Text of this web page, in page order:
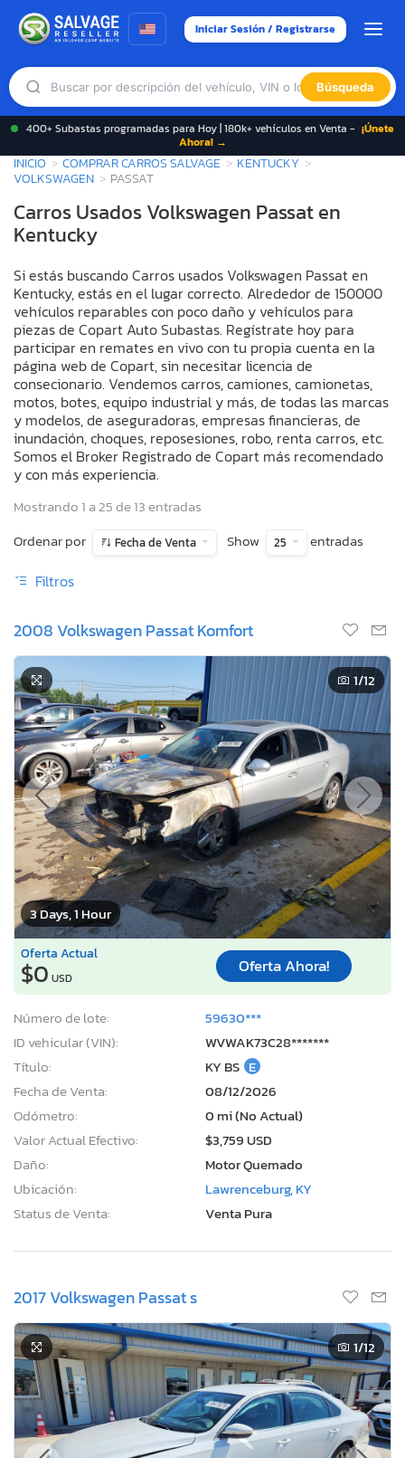
Iniciar Sesión / Registrarse
Búsqueda
400+ Subastas programadas para Hoy | 180k+ vehículos en Venta - ¡Únete
Ahora! →
INICIO COMPRAR CARROS SALVAGE
KENTUCKY
VOLKSWAGEN
PASSAT
Carros Usados Volkswagen Passat en
Kentucky
Si estás buscando Carros usados Volkswagen Passat en
Kentucky, estás en el lugar correcto. Alrededor de 150000
vehículos reparables con poco daño y vehículos para
piezas de Copart Auto Subastas. Regístrate hoy para
participar en remates en vivo con tu propia cuenta en la
página web de Copart, sin necesitar licencia de
consecionario. Vendemos carros, camiones, camionetas,
motos, botes, equipo industrial y más, de todas las marcas
y modelos, de aseguradoras, empresas financieras, de
inundación, choques, reposesiones, robo, renta carros, etc.
Somos el Broker Registrado de Copart más recomendado
y con más experiencia.
Mostrando 1 a 25 de 13 entradas
Ordenar por
Fecha de Venta Show 25 entradas
Filtros
2008 Volkswagen Passat Komfort
3 Days, 1 Hour
1/12
Oferta Actual
$0 USD
Oferta Ahora!
Número de lote:
59630***
ID vehicular (VIN):
WVWAK73C28*******
Título:
KY BS E
Fecha de Venta:
08/12/2026
Odómetro:
0 mi (No Actual)
Valor Actual Efectivo:
$3,759 USD
Daño:
Motor Quemado
Ubicación:
Lawrenceburg, KY
Status de Venta:
Venta Pura
2017 Volkswagen Passat s
1/12